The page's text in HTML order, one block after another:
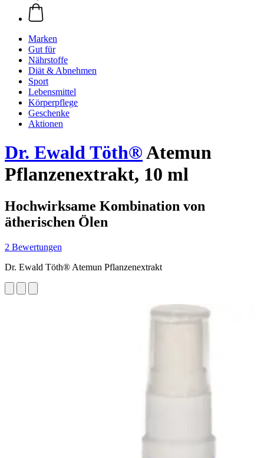
Marken
Gut für
Nährstoffe
Diät & Abnehmen
Sport
Lebensmittel
Körperpflege
Geschenke
Aktionen
Dr. Ewald Töth®Atemun
Pflanzenextrakt, 10 ml
Hochwirksame Kombination von
ätherischen Ölen
2 Bewertungen
Dr. Ewald Töth® Atemun Pflanzenextrakt